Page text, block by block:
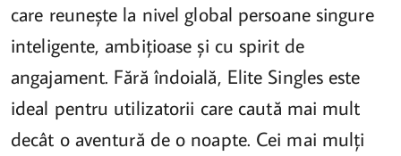
care reunește la nivel global persoane singure
inteligente, ambițioase și cu spirit de
angajament. Fără îndoială, Elite Singles este
ideal pentru utilizatorii care caută mai mult
decât o aventură de o noapte. Cei mai mulți